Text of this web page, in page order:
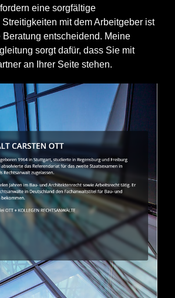
eine sorgfältige
mit dem Arbeitgeber ist
entscheidend. Meine
sorgt dafür, dass Sie mit
an Ihrer Seite stehen.